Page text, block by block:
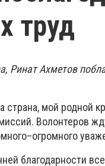
труд
Ринат Ахметов
страна, мой родной
Волонтеров
благодарности